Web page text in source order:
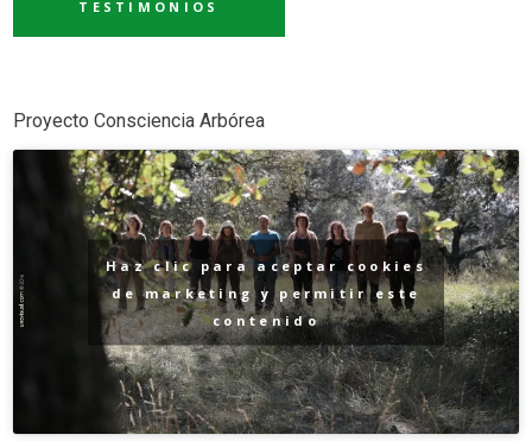
TESTIMONIOS
Proyecto Consciencia Arbórea
Haz clic para aceptar cookies
de marketing y permitir este
contenido